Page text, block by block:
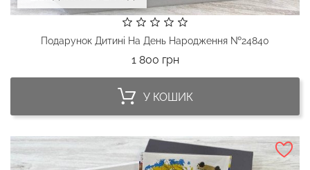
Подарунок Дитині На День Народження №24840
1 800 грнЦіна
У КОШИК